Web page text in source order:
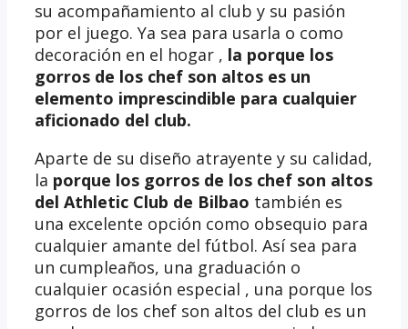
su acompañamiento al club y su pasión
por el juego. Ya sea para usarla o como
decoración en el hogar , la porque los
gorros de los chef son altos es un
elemento imprescindible para cualquier
aficionado del club.
Aparte de su diseño atrayente y su calidad,
la porque los gorros de los chef son altos
del Athletic Club de Bilbao también es
una excelente opción como obsequio para
cualquier amante del fútbol. Así sea para
un cumpleaños, una graduación o
cualquier ocasión especial , una porque los
gorros de los chef son altos del club es un